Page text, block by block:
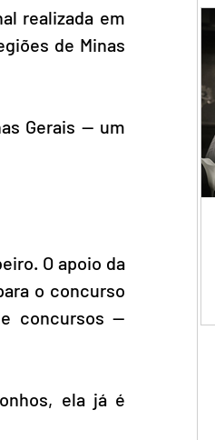
realizada em
de Minas
Gerais — um
O apoio da
o concurso
concursos —
ela já é